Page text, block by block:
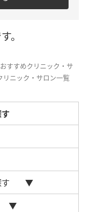
。
すすめクリニック・サ
リニック・サロン一覧